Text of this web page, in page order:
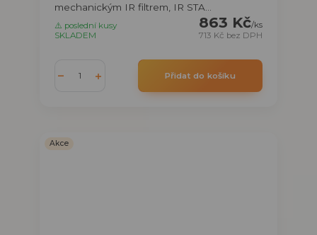
mechanickým IR filtrem, IR STA...
863 Kč/ks
713 Kč bez DPH
⚠️ poslední kusy
SKLADEM
Přidat do košíku
Akce